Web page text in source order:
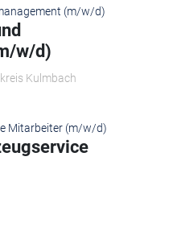
w/d)
Kulmbach